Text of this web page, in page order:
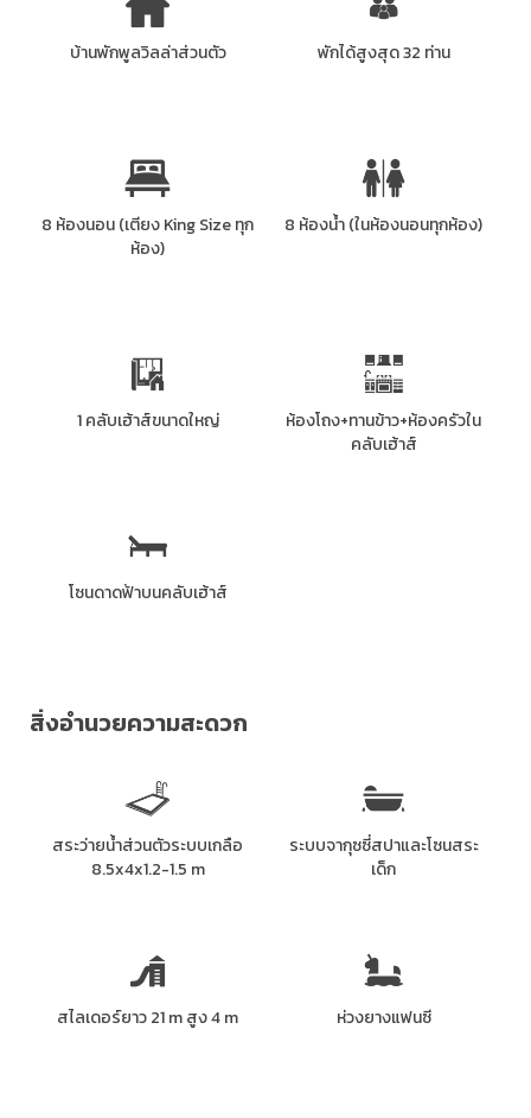
บ้านพักพูลวิลล่าส่วนตัว พักได้สูงสุด 32 ท่าน
8 ห้องนอน (เตียง King Size ทุก
ห้อง)
8 ห้องน้ำ (ในห้องนอนทุกห้อง)
1 คลับเฮ้าส์ขนาดใหญ่
ห้องโถง+ทานข้าว+ห้องครัวใน
คลับเฮ้าส์
โซนดาดฟ้าบนคลับเฮ้าส์
สิ่งอำนวยความสะดวก
สระว่ายน้ำส่วนตัวระบบเกลือ
8.5x4x1.2-1.5 m
ระบบจากุซซี่สปาและโซนสระ
เด็ก
สไลเดอร์ยาว 21 m สูง 4 m ห่วงยางแฟนซี